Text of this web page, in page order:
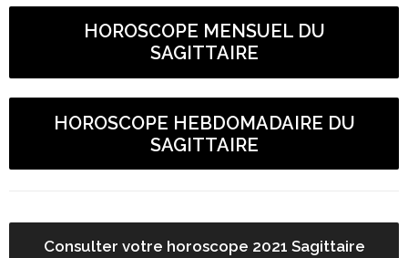
HOROSCOPE MENSUEL DU
SAGITTAIRE
HOROSCOPE HEBDOMADAIRE DU
SAGITTAIRE
Consulter votre horoscope 2021 Sagittaire